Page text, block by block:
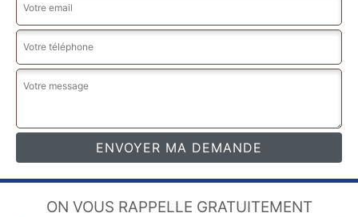
ON VOUS RAPPELLE GRATUITEMENT